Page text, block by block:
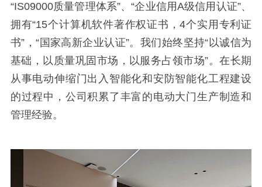
“IS09000质量管理体系”、“企业信用A级信用认证”、
拥有“15个计算机软件著作权证书，4个实用专利证
书”，“国家高新企业认证”。我们始终坚持“以诚信为
基础，以质量巩固市场，以服务占领市场”。在长期
从事电动伸缩门出入智能化和安防智能化工程建设
的过程中，公司积累了丰富的电动大门生产制造和
管理经验。